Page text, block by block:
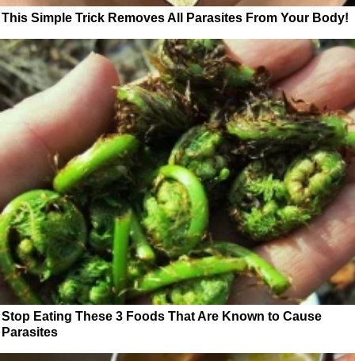
This Simple Trick Removes All Parasites From Your Body!
Stop Eating These 3 Foods That Are Known to Cause
Parasites